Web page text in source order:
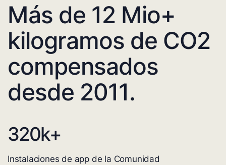
Más de 12 Mio+
kilogramos de CO2
compensados
desde 2011.
320k+
Instalaciones de app de la Comunidad